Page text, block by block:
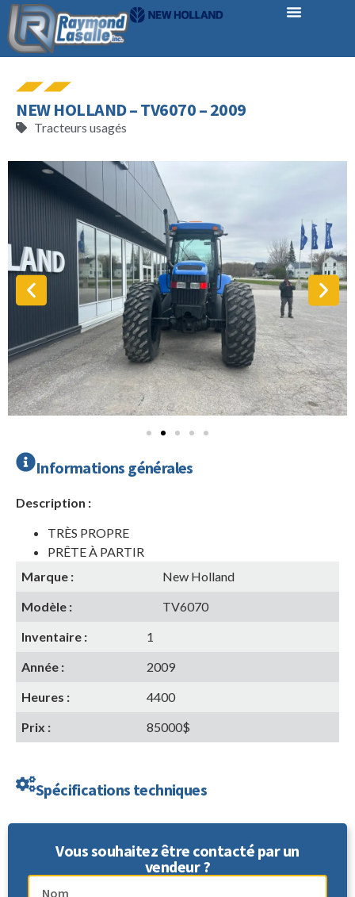
NEW HOLLAND – TV6070 – 2009
Tracteurs usagés
Informations générales
Description :
TRÈS PROPRE
PRÊTE À PARTIR
Marque :
New Holland
Modèle :
TV6070
Inventaire :
1
Année :
2009
Heures :
4400
Prix :
85000$
Spécifications techniques
Vous souhaitez être contacté par un
vendeur ?